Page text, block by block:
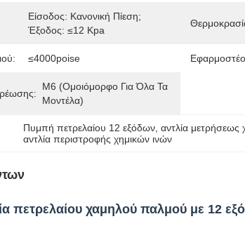
Είσοδος: Κανονική Πίεση;
Έξοδος: ≤12 Kpa
≤4000poise
M6 (Ομοιόμορφο Για Όλα Τα
Μοντέλα)
Πυμπή πετρελαίου 12 εξόδων , αντλία
αντλία περιστροφής χημικών ινών
πετρελαίου χαμηλού παλμού με 12